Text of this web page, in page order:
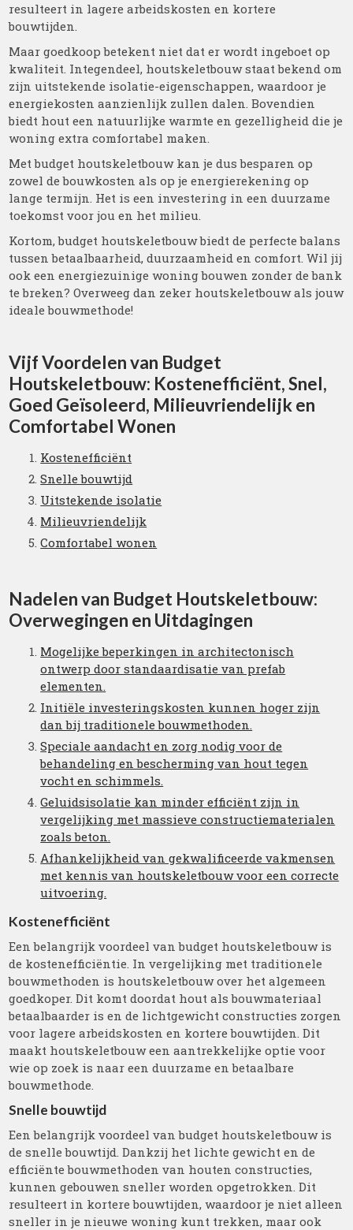
resulteert in lagere arbeidskosten en kortere
bouwtijden.
Maar goedkoop betekent niet dat er wordt ingeboet op
kwaliteit. Integendeel, houtskeletbouw staat bekend om
zijn uitstekende isolatie-eigenschappen, waardoor je
energiekosten aanzienlijk zullen dalen. Bovendien
biedt hout een natuurlijke warmte en gezelligheid die je
woning extra comfortabel maken.
Met budget houtskeletbouw kan je dus besparen op
zowel de bouwkosten als op je energierekening op
lange termijn. Het is een investering in een duurzame
toekomst voor jou en het milieu.
Kortom, budget houtskeletbouw biedt de perfecte balans
tussen betaalbaarheid, duurzaamheid en comfort. Wil jij
ook een energiezuinige woning bouwen zonder de bank
te breken? Overweeg dan zeker houtskeletbouw als jouw
ideale bouwmethode!
Vijf Voordelen van Budget
Houtskeletbouw: Kostenefficiënt, Snel,
Goed Geïsoleerd, Milieuvriendelijk en
Comfortabel Wonen
Kostenefficiënt
Snelle bouwtijd
Uitstekende isolatie
Milieuvriendelijk
Comfortabel wonen
Nadelen van Budget Houtskeletbouw:
Overwegingen en Uitdagingen
Mogelijke beperkingen in architectonisch
ontwerp door standaardisatie van prefab
elementen.
Initiële investeringskosten kunnen hoger zijn
dan bij traditionele bouwmethoden.
Speciale aandacht en zorg nodig voor de
behandeling en bescherming van hout tegen
vocht en schimmels.
Geluidsisolatie kan minder efficiënt zijn in
vergelijking met massieve constructiematerialen
zoals beton.
Afhankelijkheid van gekwalificeerde vakmensen
met kennis van houtskeletbouw voor een correcte
uitvoering.
Kostenefficiënt
Een belangrijk voordeel van budget houtskeletbouw is
de kostenefficiëntie. In vergelijking met traditionele
bouwmethoden is houtskeletbouw over het algemeen
goedkoper. Dit komt doordat hout als bouwmateriaal
betaalbaarder is en de lichtgewicht constructies zorgen
voor lagere arbeidskosten en kortere bouwtijden. Dit
maakt houtskeletbouw een aantrekkelijke optie voor
wie op zoek is naar een duurzame en betaalbare
bouwmethode.
Snelle bouwtijd
Een belangrijk voordeel van budget houtskeletbouw is
de snelle bouwtijd. Dankzij het lichte gewicht en de
efficiënte bouwmethoden van houten constructies,
kunnen gebouwen sneller worden opgetrokken. Dit
resulteert in kortere bouwtijden, waardoor je niet alleen
sneller in je nieuwe woning kunt trekken, maar ook